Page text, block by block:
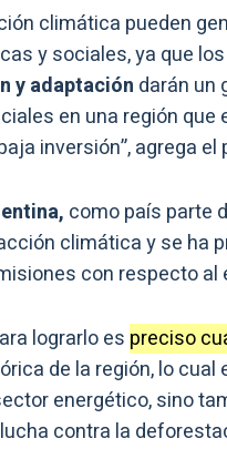
climática pueden
y sociales, ya que
y adaptación darán un
en una región
inversión”, agrega el
como país parte
climática y se ha
con respecto
lograrlo es preciso
de la región, lo
energético, sino
contra la